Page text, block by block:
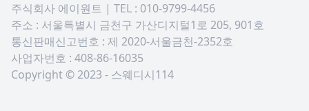
주식회사 에이원트 | TEL : 010-9799-4456
주소 : 서울특별시 금천구 가산디지털1로 205, 901호
통신판매신고번호 : 제 2020-서울금천-2352호
사업자번호 : 408-86-16035
Copyright © 2023 - 스웨디시114